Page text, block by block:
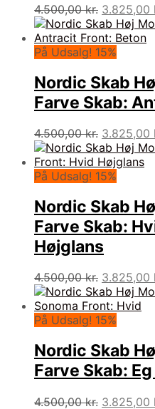
4.500,00kr. Den
pris
var:
3.825,00
På Udsalg! 15%
Nordic Skab
Farve Skab:
4.500,00kr. Den
pris
var:
3.825,00
På Udsalg! 15%
Nordic Skab
Farve Skab:
Højglans
4.500,00kr. Den
pris
var:
3.825,00
På Udsalg! 15%
Nordic Skab
Farve Skab:
4.500,00kr. Den
3.825,00